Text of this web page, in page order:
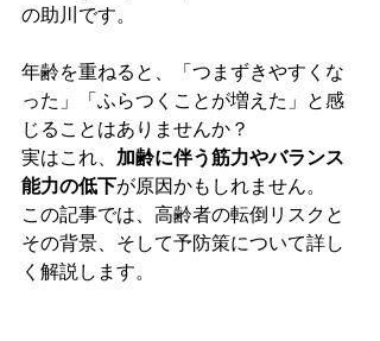
の助川です。
年齢を重ねると、「つまずきやすくな
った」「ふらつくことが増えた」と感
じることはありませんか？
実はこれ、 加齢に伴う筋力やバランス
能力の低下が原因かもしれません。
この記事では、高齢者の転倒リスクと
その背景、そして予防策について詳し
く解説します。